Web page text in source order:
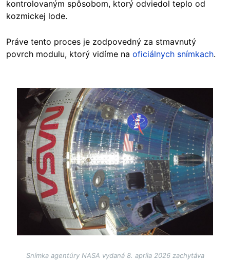
kontrolovaným spôsobom, ktorý odviedol teplo od
kozmickej lode.
Práve tento proces je zodpovedný za stmavnutý
povrch modulu, ktorý vidíme na oficiálnych snímkach.
Image
Snímka agentúry NASA vydaná 8. apríla 2026 zachytáva